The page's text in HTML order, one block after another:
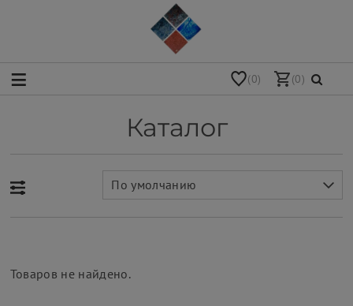
(0) (0)
Каталог
По умолчанию
Товаров не найдено.